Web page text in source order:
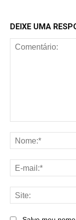
DEIXE UMA